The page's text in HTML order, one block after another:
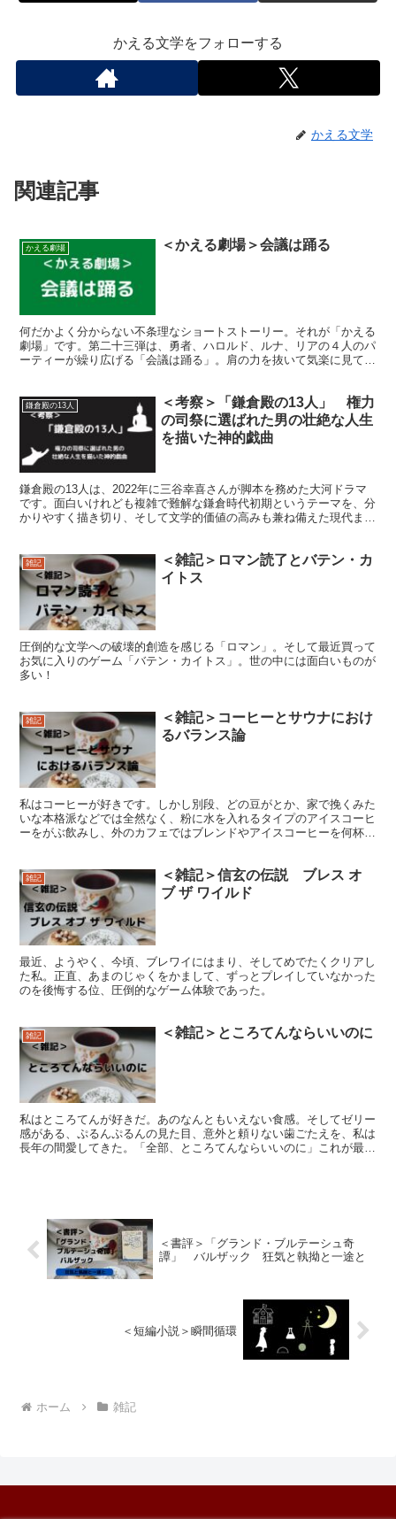
かえる文学をフォローする
かえる文学
関連記事
かえる劇場 ＜かえる劇場＞会議は踊る
何だかよく分からない不条理なショートストーリー。それが「かえる
劇場」です。第二十三弾は、勇者、ハロルド、ルナ、リアの４人のパ
ーティーが繰り広げる「会議は踊る」。肩の力を抜いて気楽に見てい
鎌倉殿の13人
＜考察＞「鎌倉殿の13人」 権力
の司祭に選ばれた男の壮絶な人生
を描いた神的戯曲
鎌倉殿の13人は、2022年に三谷幸喜さんが脚本を務めた大河ドラマ
です。面白いけれども複雑で難解な鎌倉時代初期というテーマを、分
かりやすく描き切り、そして文学的価値の高みも兼ね備えた現代まれ
雑記
＜雑記＞ロマン読了とバテン・カ
イトス
圧倒的な文学への破壊的創造を感じる「ロマン」。そして最近買って
お気に入りのゲーム「バテン・カイトス」。世の中には面白いものが
多い！
雑記
＜雑記＞コーヒーとサウナにおけ
るバランス論
私はコーヒーが好きです。しかし別段、どの豆がとか、家で挽くみた
いな本格派などでは全然なく、粉に水を入れるタイプのアイスコーヒ
ーをがぶ飲みし、外のカフェではブレンドやアイスコーヒーを何杯も
雑記
＜雑記＞信玄の伝説 ブレス オ
ブ ザ ワイルド
最近、ようやく、今頃、ブレワイにはまり、そしてめでたくクリアし
た私。正直、あまのじゃくをかまして、ずっとプレイしていなかった
のを後悔する位、圧倒的なゲーム体験であった。
雑記 ＜雑記＞ところてんならいいのに
私はところてんが好きだ。あのなんともいえない食感。そしてゼリー
感がある、ぷるんぷるんの見た目、意外と頼りない歯ごたえを、私は
長年の間愛してきた。「全部、ところてんならいいのに」これが最近
＜書評＞「グランド・ブルテーシュ奇
譚」 バルザック 狂気と執拗と一途と
＜短編小説＞瞬間循環
ホーム 雑記